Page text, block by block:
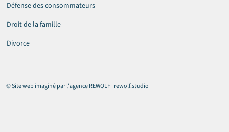
© Site web imaginé par l'agenceREWOLF | rewolf.studio
Défense des consommateurs
Droit de la famille
Divorce